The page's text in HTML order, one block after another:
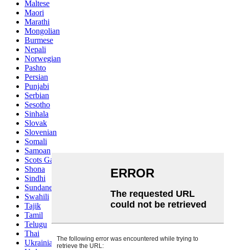
Maltese
Maori
Marathi
Mongolian
Burmese
Nepali
Norwegian
Pashto
Persian
Punjabi
Serbian
Sesotho
Sinhala
Slovak
Slovenian
Somali
Samoan
Scots Gaelic
Shona
Sindhi
Sundanese
Swahili
Tajik
Tamil
Telugu
Thai
Ukrainian